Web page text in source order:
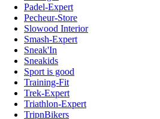
Padel-Expert
Pecheur-Store
Slowood Interior
Smash-Expert
Sneak'In
Sneakids
Sport is good
Training-Fit
Trek-Expert
Triathlon-Expert
TripnBikers